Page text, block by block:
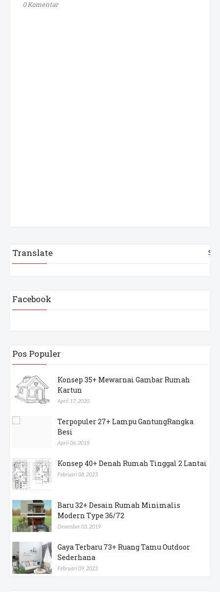
0 Komentar
Translate
Facebook
Pos Populer
Konsep 35+ Mewarnai Gambar Rumah
Kartun
April 17, 2020
Terpopuler 27+ Lampu GantungRangka
Besi
April 06, 2019
Konsep 40+ Denah Rumah Tinggal 2 Lantai
Februari 08, 2023
Baru 32+ Desain Rumah Minimalis
Modern Type 36/72
Desember 03, 2019
Gaya Terbaru 73+ Ruang Tamu Outdoor
Sederhana
Februari 09, 2023